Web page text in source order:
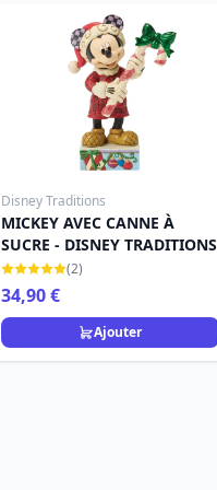
Disney Traditions
MICKEY AVEC CANNE À
SUCRE - DISNEY TRADITIONS
(2)
34,90 €
Ajouter